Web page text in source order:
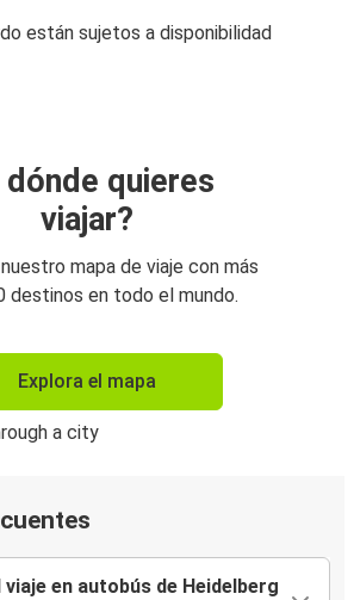
están sujetos a disponibilidad
dónde quieres
viajar?
mapa de viaje con más
destinos en todo el mundo.
Explora el mapa
en autobús de Heidelberg